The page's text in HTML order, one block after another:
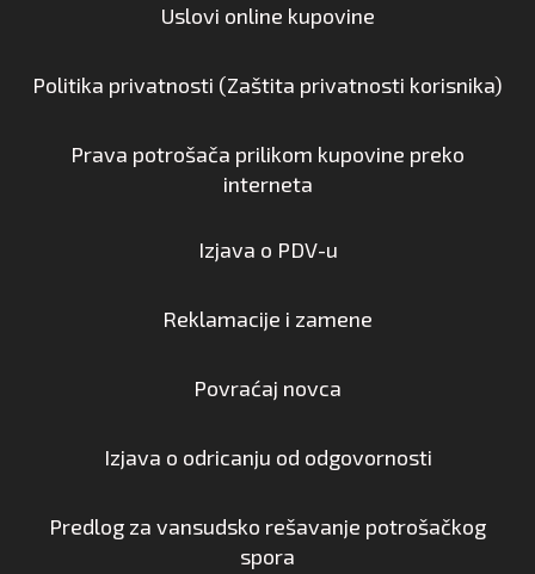
Uslovi online kupovine
Politika privatnosti (Zaštita privatnosti korisnika)
Prava potrošača prilikom kupovine preko
interneta
Izjava o PDV-u
Reklamacije i zamene
Povraćaj novca
Izjava o odricanju od odgovornosti
Predlog za vansudsko rešavanje potrošačkog
spora